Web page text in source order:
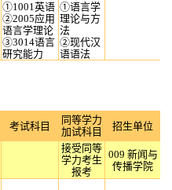
①1001英语
②2005应用
语言学理论
③3014语言
研究能力
①语言学
理论与方
法
②现代汉
语语法
考试科目
同等学力
加试科目
招生单位
接受同等
学力考生
报考
009 新闻与
传播学院